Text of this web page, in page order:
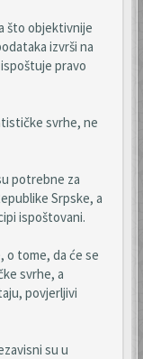
što objektivnije
izvrši na
pravo
svrhe, ne
potrebne za
Srpske, a
ispoštovani.
o tome, da će se
svrhe, a
povjerljivi
su u